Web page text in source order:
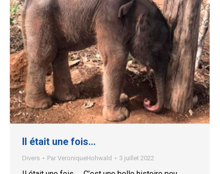
Il était une fois…
Divers Par VeroniqueHohwald 3 juillet 2022